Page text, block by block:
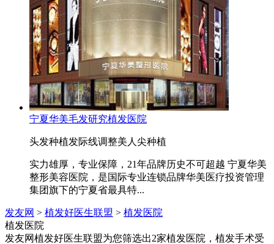
宁夏华美毛发研究植发医院
头发种植发际线调整美人尖种植
实力雄厚，专业保障，21年品牌历史不可超越 宁夏华美
整形美容医院，是国际专业连锁品牌华美医疗投资管理
集团旗下的宁夏省最具特...
发友网 > 植发好医生联盟 > 植发医院
植发医院
发友网植发好医生联盟为您筛选出2家植发医院，植发手术受